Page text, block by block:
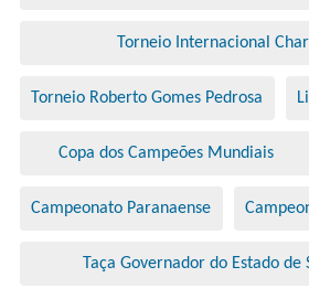
Torneio Internacional
Torneio Roberto Gomes Pedrosa
Copa dos Campeões Mundiais
Campeonato Paranaense
Taça Governador do Estado de